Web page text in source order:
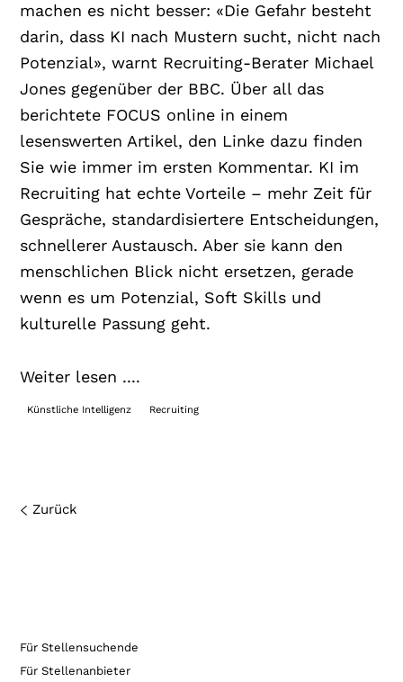
machen es nicht besser: «Die Gefahr besteht
darin, dass KI nach Mustern sucht, nicht nach
Potenzial», warnt Recruiting-Berater Michael
Jones gegenüber der BBC. Über all das
berichtete FOCUS online in einem
lesenswerten Artikel, den Linke dazu finden
Sie wie immer im ersten Kommentar. KI im
Recruiting hat echte Vorteile – mehr Zeit für
Gespräche, standardisiertere Entscheidungen,
schnellerer Austausch. Aber sie kann den
menschlichen Blick nicht ersetzen, gerade
wenn es um Potenzial, Soft Skills und
kulturelle Passung geht.
Weiter lesen ....
Künstliche Intelligenz Recruiting
Zurück
Für Stellensuchende
Für Stellenanbieter